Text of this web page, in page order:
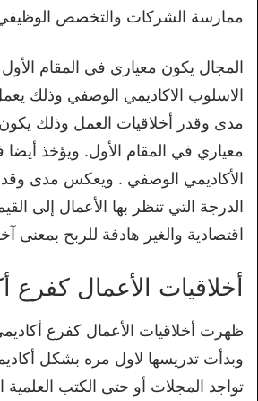
ممارسة الشركات والتخصص
المجال يكون معياري في المقام
الاسلوب الاكاديمي الوصفي وذلك
مدى وقدر أخلاقيات العمل وذلك
معياري في المقام الأول. ويؤخذ
الأكاديمي الوصفي . ويعكس مدى
الدرجة التي تنظر بها الأعمال إلى
اقتصادية والغير هادفة للربح بمعنى
أخلاقيات الأعمال كفرع
ظهرت أخلاقيات الأعمال كفرع
وبدأت تدريسها لاول مره بشكل
تواجد المجلات أو حتى الكتب العلمية